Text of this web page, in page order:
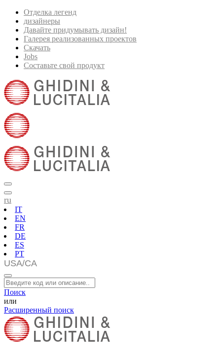
Отделка легенд
дизайнеры
Давайте придумывать дизайн!
Галерея реализованных проектов
Скачать
Jobs
Составьте свой продукт
ru
IT
EN
FR
DE
ES
PT
Поиск
или
Расширенный поиск